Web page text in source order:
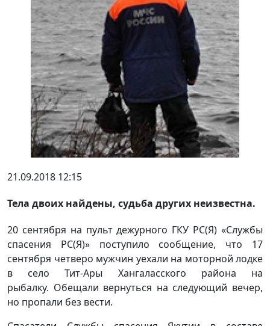
21.09.2018 12:15
Тела двоих найдены, судьба других неизвестна.
20 сентября на пульт дежурного ГКУ РС(Я) «Службы
спасения РС(Я)» поступило сообщение, что 17
сентября четверо мужчин уехали на моторной лодке
в село Тит-Ары Хангаласского района на
рыбалку. Обещали вернуться на следующий вечер,
но пропали без вести.